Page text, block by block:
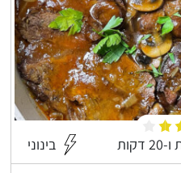
בינוני